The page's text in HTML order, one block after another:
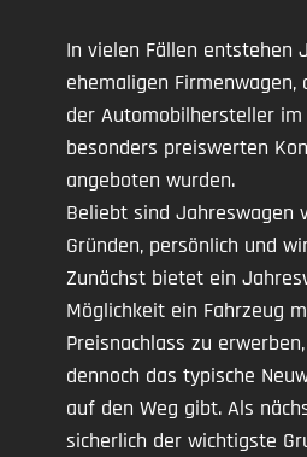
In vielen Fällen entstehen
ehemaligen
der Automobilhersteller
besonders preiswerten
angeboten wurden.
Beliebt sind Jahreswagen
Gründen, persönlich und
Zunächst bietet ein
Möglichkeit ein Fahrzeug
Preisnachlass zu
dennoch das typische
auf den Weg gibt. Als
sicherlich der wichtigste